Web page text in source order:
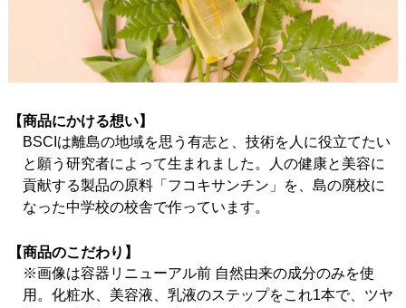
【商品にかける想い】
BSCIは離島の地域を思う有志と、技術を人に役立てたい
と願う研究者によって生まれました。人の健康と美容に
貢献する製品の原料「フコキサンチン」を、島の廃校に
なった中学校の校舎で作っています。
【商品のこだわり】
※画像は容器リニューアル前 自然由来の成分のみを使
用。化粧水、美容液、乳液のステップをこれ1本で、ツヤ